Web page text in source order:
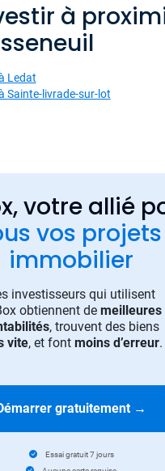
à
Ledat
Sainte-livrade-sur-lot
votre allié
vos projets
immobilier
investisseurs qui utilisent
obtiennent de meilleures
, trouvent des biens
vite, et font moins d’erreur.
gratuitement →
Essai gratuit 7 jours